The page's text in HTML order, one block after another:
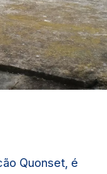
Quonset, é